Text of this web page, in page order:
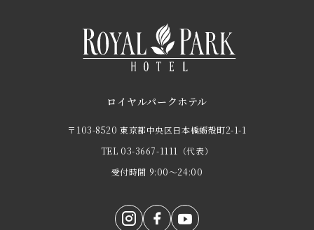
ロイヤルパークホテル
〒103-8520 東京都中央区日本橋蛎殻町2-1-1
TEL 03-3667-1111
（代表）
受付時間 9:00～24:00